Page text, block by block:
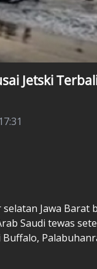
Jetski
Jawa Barat
Saudi tewas